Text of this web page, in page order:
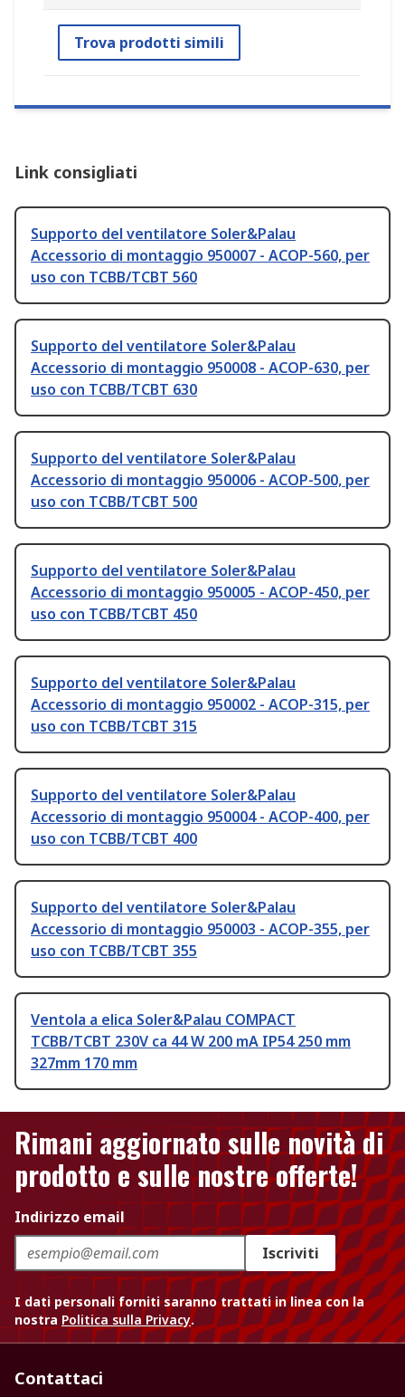
Trova prodotti simili
Link consigliati
Supporto del ventilatore Soler&Palau
Accessorio di montaggio 950007 - ACOP-560, per
uso con TCBB/TCBT 560
Supporto del ventilatore Soler&Palau
Accessorio di montaggio 950008 - ACOP-630, per
uso con TCBB/TCBT 630
Supporto del ventilatore Soler&Palau
Accessorio di montaggio 950006 - ACOP-500, per
uso con TCBB/TCBT 500
Supporto del ventilatore Soler&Palau
Accessorio di montaggio 950005 - ACOP-450, per
uso con TCBB/TCBT 450
Supporto del ventilatore Soler&Palau
Accessorio di montaggio 950002 - ACOP-315, per
uso con TCBB/TCBT 315
Supporto del ventilatore Soler&Palau
Accessorio di montaggio 950004 - ACOP-400, per
uso con TCBB/TCBT 400
Supporto del ventilatore Soler&Palau
Accessorio di montaggio 950003 - ACOP-355, per
uso con TCBB/TCBT 355
Ventola a elica Soler&Palau COMPACT
TCBB/TCBT 230V ca 44 W 200 mA IP54 250 mm
327mm 170 mm
Rimani aggiornato sulle novità di
prodotto e sulle nostre offerte!
Indirizzo email
Iscriviti
I dati personali forniti saranno trattati in linea con la
nostra Politica sulla Privacy.
Contattaci